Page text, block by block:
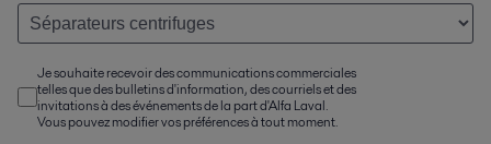
Je souhaite recevoir des communications commerciales
telles que des bulletins d'information, des courriels et des
invitations à des événements de la part d'Alfa Laval.
Vous pouvez modifier vos préférences à tout moment.